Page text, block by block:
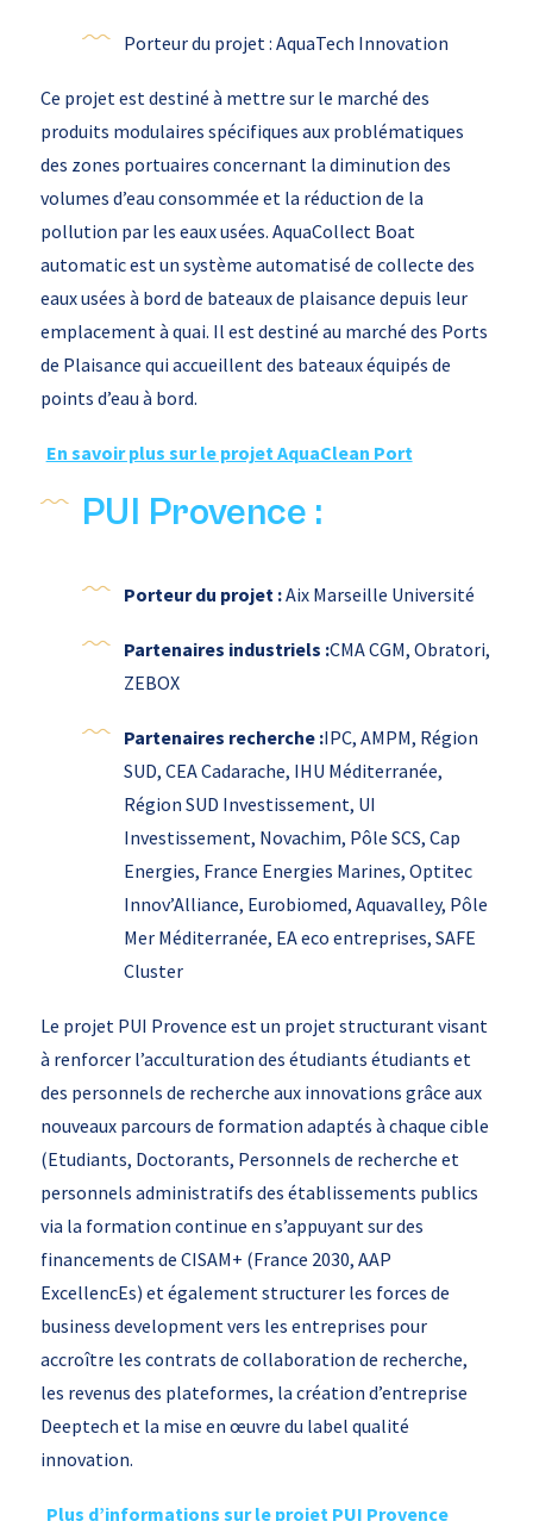
Porteur du projet : AquaTech Innovation
Ce projet est destiné à mettre sur le marché des
produits modulaires spécifiques aux problématiques
des zones portuaires concernant la diminution des
volumes d’eau consommée et la réduction de la
pollution par les eaux usées. AquaCollect Boat
automatic est un système automatisé de collecte des
eaux usées à bord de bateaux de plaisance depuis leur
emplacement à quai. Il est destiné au marché des Ports
de Plaisance qui accueillent des bateaux équipés de
points d’eau à bord.
En savoir plus sur le projet AquaClean Port
PUI Provence :
Porteur du projet :Aix Marseille Université
Partenaires industriels :CMA CGM, Obratori,
ZEBOX
Partenaires recherche :IPC, AMPM, Région
SUD, CEA Cadarache, IHU Méditerranée,
Région SUD Investissement, UI
Investissement, Novachim, Pôle SCS, Cap
Energies, France Energies Marines, Optitec
Innov’Alliance, Eurobiomed, Aquavalley, Pôle
Mer Méditerranée, EA eco entreprises, SAFE
Cluster
Le projet PUI Provence est un projet structurant visant
à renforcer l’acculturation des étudiants étudiants et
des personnels de recherche aux innovations grâce aux
nouveaux parcours de formation adaptés à chaque cible
(Etudiants, Doctorants, Personnels de recherche et
personnels administratifs des établissements publics
via la formation continue en s’appuyant sur des
financements de CISAM+ (France 2030, AAP
ExcellencEs) et également structurer les forces de
business development vers les entreprises pour
accroître les contrats de collaboration de recherche,
les revenus des plateformes, la création d’entreprise
Deeptech et la mise en œuvre du label qualité
innovation.
Plus d’informations sur le projet PUI Provence